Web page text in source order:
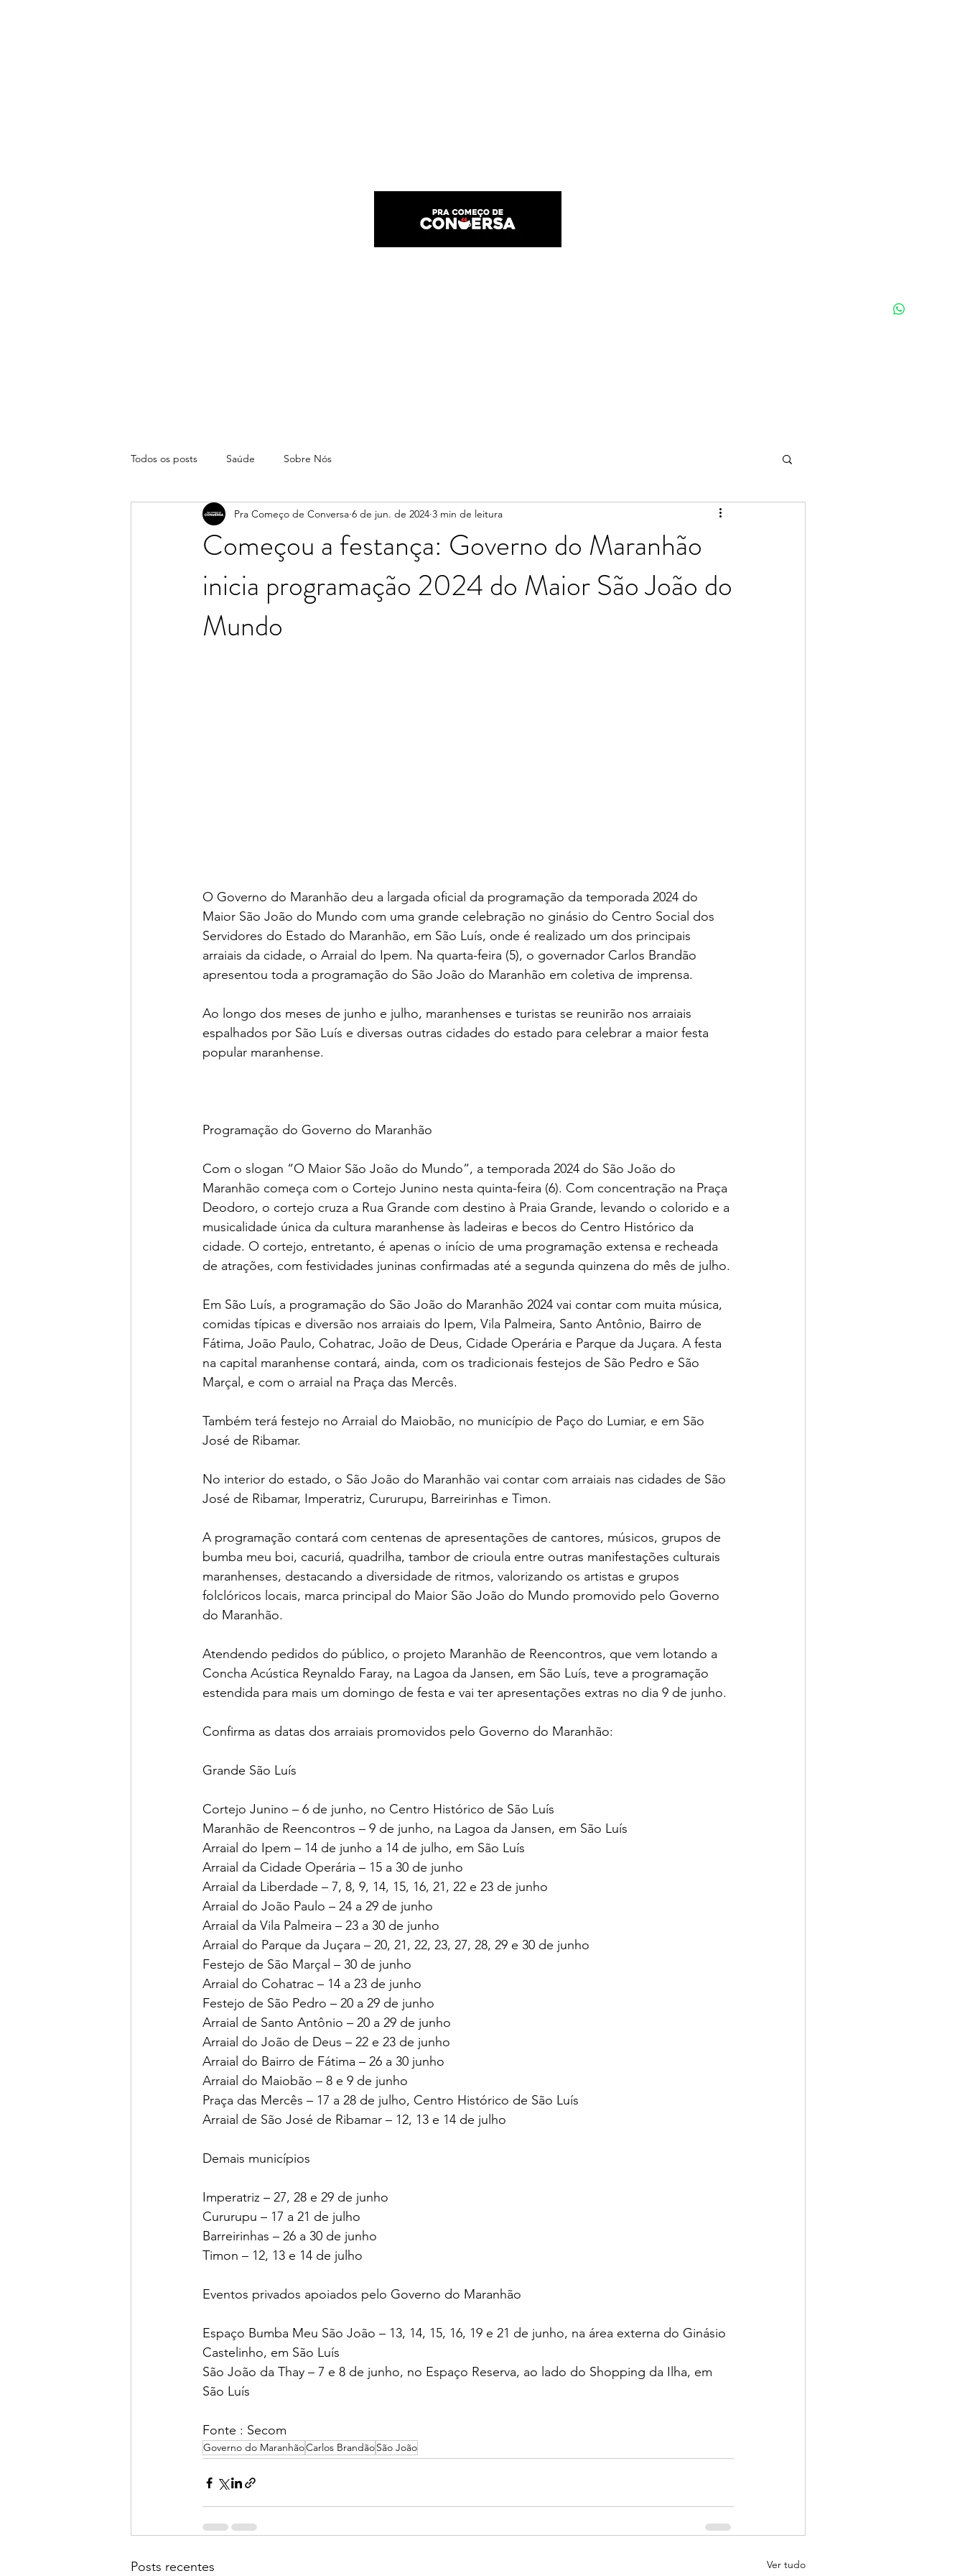
Todos os posts Saúde Sobre Nós
Começou a festança: Governo do Maranhão
inicia programação 2024 do Maior São João do
Mundo
Pra Começo de Conversa 6 de jun. de 2024 3 min de leitura
O Governo do Maranhão deu a largada oficial da programação da temporada 2024 do
Maior São João do Mundo com uma grande celebração no ginásio do Centro Social dos
Servidores do Estado do Maranhão, em São Luís, onde é realizado um dos principais
arraiais da cidade, o Arraial do Ipem. Na quarta-feira (5), o governador Carlos Brandão
apresentou toda a programação do São João do Maranhão em coletiva de imprensa.
Ao longo dos meses de junho e julho, maranhenses e turistas se reunirão nos arraiais
espalhados por São Luís e diversas outras cidades do estado para celebrar a maior festa
popular maranhense.
Programação do Governo do Maranhão
Com o slogan “O Maior São João do Mundo”, a temporada 2024 do São João do
Maranhão começa com o Cortejo Junino nesta quinta-feira (6). Com concentração na Praça
Deodoro, o cortejo cruza a Rua Grande com destino à Praia Grande, levando o colorido e a
musicalidade única da cultura maranhense às ladeiras e becos do Centro Histórico da
cidade. O cortejo, entretanto, é apenas o início de uma programação extensa e recheada
de atrações, com festividades juninas confirmadas até a segunda quinzena do mês de julho.
Em São Luís, a programação do São João do Maranhão 2024 vai contar com muita música,
comidas típicas e diversão nos arraiais do Ipem, Vila Palmeira, Santo Antônio, Bairro de
Fátima, João Paulo, Cohatrac, João de Deus, Cidade Operária e Parque da Juçara. A festa
na capital maranhense contará, ainda, com os tradicionais festejos de São Pedro e São
Marçal, e com o arraial na Praça das Mercês.
Também terá festejo no Arraial do Maiobão, no município de Paço do Lumiar, e em São
José de Ribamar.
No interior do estado, o São João do Maranhão vai contar com arraiais nas cidades de São
José de Ribamar, Imperatriz, Cururupu, Barreirinhas e Timon.
A programação contará com centenas de apresentações de cantores, músicos, grupos de
bumba meu boi, cacuriá, quadrilha, tambor de crioula entre outras manifestações culturais
maranhenses, destacando a diversidade de ritmos, valorizando os artistas e grupos
folclóricos locais, marca principal do Maior São João do Mundo promovido pelo Governo
do Maranhão.
Atendendo pedidos do público, o projeto Maranhão de Reencontros, que vem lotando a
Concha Acústica Reynaldo Faray, na Lagoa da Jansen, em São Luís, teve a programação
estendida para mais um domingo de festa e vai ter apresentações extras no dia 9 de junho.
Confirma as datas dos arraiais promovidos pelo Governo do Maranhão:
Grande São Luís
Cortejo Junino – 6 de junho, no Centro Histórico de São Luís
Maranhão de Reencontros – 9 de junho, na Lagoa da Jansen, em São Luís
Arraial do Ipem – 14 de junho a 14 de julho, em São Luís
Arraial da Cidade Operária – 15 a 30 de junho
Arraial da Liberdade – 7, 8, 9, 14, 15, 16, 21, 22 e 23 de junho
Arraial do João Paulo – 24 a 29 de junho
Arraial da Vila Palmeira – 23 a 30 de junho
Arraial do Parque da Juçara – 20, 21, 22, 23, 27, 28, 29 e 30 de junho
Festejo de São Marçal – 30 de junho
Arraial do Cohatrac – 14 a 23 de junho
Festejo de São Pedro – 20 a 29 de junho
Arraial de Santo Antônio – 20 a 29 de junho
Arraial do João de Deus – 22 e 23 de junho
Arraial do Bairro de Fátima – 26 a 30 junho
Arraial do Maiobão – 8 e 9 de junho
Praça das Mercês – 17 a 28 de julho, Centro Histórico de São Luís
Arraial de São José de Ribamar – 12, 13 e 14 de julho
Demais municípios
Imperatriz – 27, 28 e 29 de junho
Cururupu – 17 a 21 de julho
Barreirinhas – 26 a 30 de junho
Timon – 12, 13 e 14 de julho
Eventos privados apoiados pelo Governo do Maranhão
Espaço Bumba Meu São João – 13, 14, 15, 16, 19 e 21 de junho, na área externa do Ginásio
Castelinho, em São Luís
São João da Thay – 7 e 8 de junho, no Espaço Reserva, ao lado do Shopping da Ilha, em
São Luís
Fonte : Secom
Governo do MaranhãoCarlos BrandãoSão João
Posts recentes Ver tudo